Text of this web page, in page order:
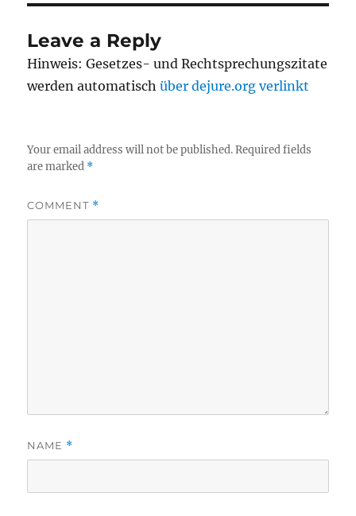
Leave a Reply
Hinweis: Gesetzes- und Rechtsprechungszitate
werden automatischüber dejure.org verlinkt
Your email address will not be published. Required fields
are marked *
COMMENT *
NAME *